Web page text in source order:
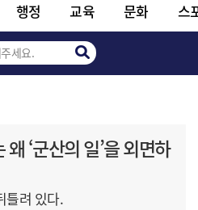
행정 교육 문화 스
‘군산의 일’을 외면하
틀려 있다.